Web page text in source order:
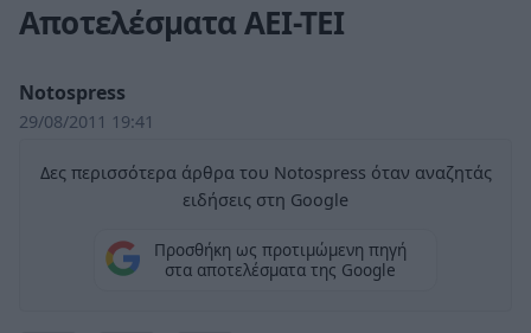
Αποτελέσματα ΑΕΙ-ΤΕΙ
Notospress
29/08/2011 19:41
Δες περισσότερα άρθρα του Notospress όταν αναζητάς
ειδήσεις στη Google
Προσθήκη ως προτιμώμενη πηγή
στα αποτελέσματα της Google